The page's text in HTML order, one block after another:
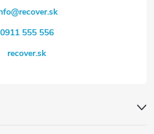
@recover.sk
0911 555 556
recover.sk